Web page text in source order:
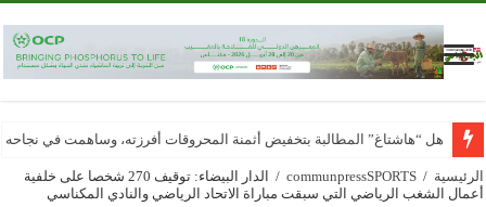
هل “هاشتاغ” المطالبة بتخفيض أثمنة المحروقات أفرزته، وساهمت في
الرئيسية /
communpressSPORTS
/
الدار البيضاء: توقيف 270 شخصا على خلفية
أعمال الشغب الرياضي التي سبقت مباراة الاتحاد الرياضي والنادي المكناسي